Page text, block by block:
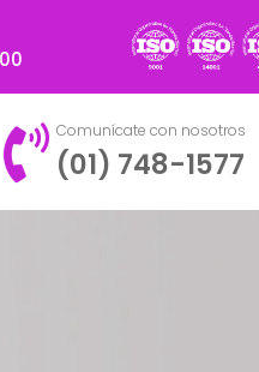
Comunícate con nosotros
(01) 748-1577